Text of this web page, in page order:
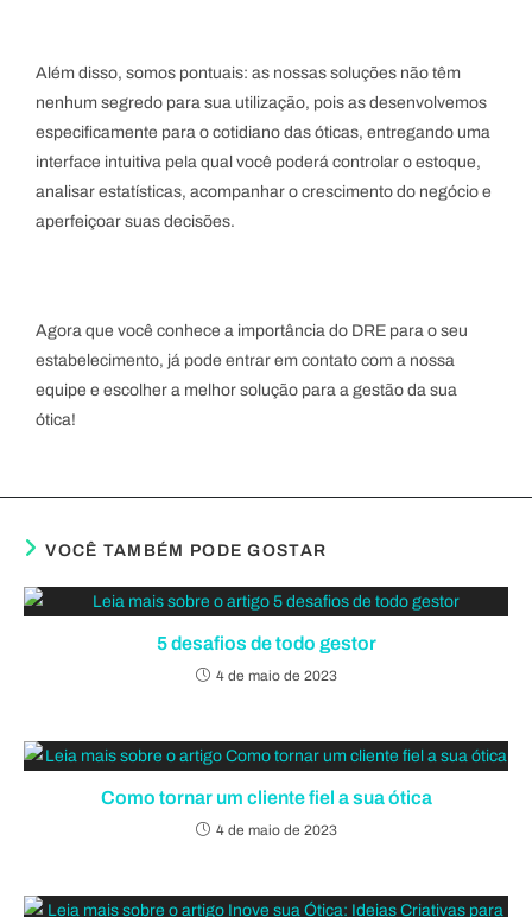
Além disso, somos pontuais: as nossas soluções não têm
nenhum segredo para sua utilização, pois as desenvolvemos
especificamente para o cotidiano das óticas, entregando uma
interface intuitiva pela qual você poderá controlar o estoque,
analisar estatísticas, acompanhar o crescimento do negócio e
aperfeiçoar suas decisões.
Agora que você conhece a importância do DRE para o seu
estabelecimento, já pode entrar em contato com a nossa
equipe e escolher a melhor solução para a gestão da sua
ótica!
VOCÊ TAMBÉM PODE GOSTAR
5 desafios de todo gestor
4 de maio de 2023
Como tornar um cliente fiel a sua ótica
4 de maio de 2023